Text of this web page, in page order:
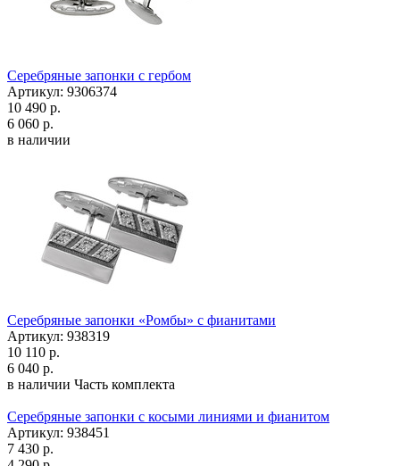
Серебряные запонки с гербом
Артикул: 9306374
10 490 р.
6 060 р.
в наличии
Серебряные запонки «Ромбы» с фианитами
Артикул: 938319
10 110 р.
6 040 р.
в наличии Часть комплекта
Серебряные запонки с косыми линиями и фианитом
Артикул: 938451
7 430 р.